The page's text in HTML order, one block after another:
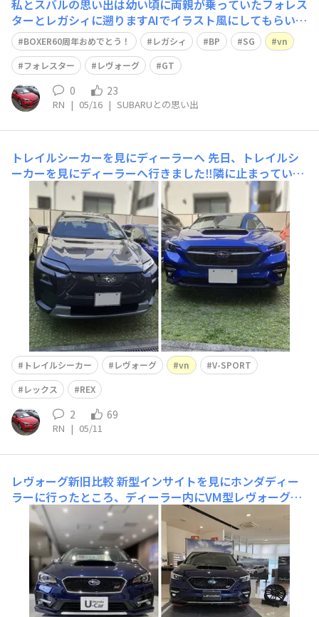
私とスバルの思い出は幼い頃に両親が乗っていたフォレス
ターとレガシィに遡りますAIでイラスト風にしてもらいま
したどちらもEJ20のNAエンジンで、高速道路などでエン
ジンが回るととても良い音をしていた記憶があります。ま
た、重心の低さによる安定感に慣れていたので、他のクル
マに乗ると違和感がありました😅そし
BOXER60周年おめでとう！ レガシィ BP SG
vn
フォレスター
レヴォーグ GT
0 23
RN | 05/16 | SUBARUとの思い出
トレイルシーカーを見にディーラーへ 先日、トレイルシ
ーカーを見にディーラーへ行きました‼隣に止まっていた
レヴォーグと比べるととても大きいなと感じました。一文
字テールランプ+SUBARUのレターエンブレムはBGやBH
型のレガシィを彷彿させ、カッコいいと思います。セール
スさんによると、トレイルシーカーの受注状況は結構好調
だそうです。次にW
トレイルシーカー レヴォーグ vn
V-SPORT
レックス
REX
2 69
RN | 05/11
レヴォーグ新旧比較 新型インサイトを見にホンダディー
ラーに行ったところ、ディーラー内にVM型レヴォーグの
1.6STI Sportの中古車が展示されていました‼ 今回は両親
も乗っているVN型レヴォーグと比較していこうと思いま
す。VMはスマートな外観が特徴ですが、VNはダイナミッ
クで力強いですね ちなみにVMはラピスブルー